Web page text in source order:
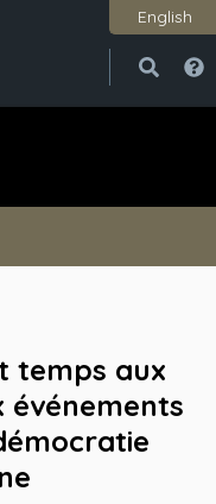
English
temps aux
événements